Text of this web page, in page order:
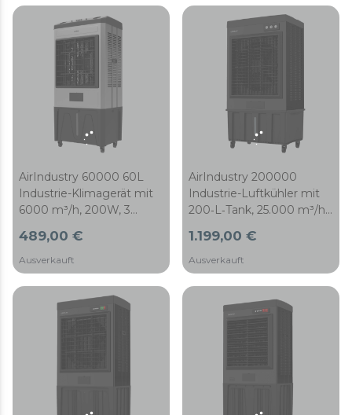
AirIndustry 60000 60L
Industrie-Klimagerät mit
6000 m³/h, 200W, 3
einfacher Bedienung und
Mehrrichtungsrädern
489,00 €
Ausverkauft
AirIndustry 200000
Industrie-Luftkühler mit
200‑L‑Tank, 25.000 m³/h,
Geschwindigkeitsstufen,
einfache Bedienung und
multidirektionalen Rollen.
1.199,00 €
Ausverkauft